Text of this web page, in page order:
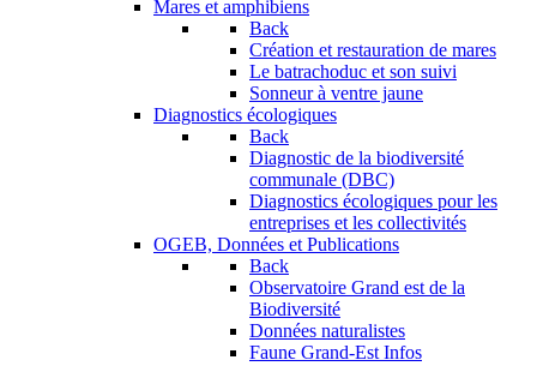
Mares et amphibiens
Back
Création et restauration de mares
Le batrachoduc et son suivi
Sonneur à ventre jaune
Diagnostics écologiques
Back
Diagnostic de la biodiversité
communale (DBC)
Diagnostics écologiques pour les
entreprises et les collectivités
OGEB, Données et Publications
Back
Observatoire Grand est de la
Biodiversité
Données naturalistes
Faune Grand-Est Infos